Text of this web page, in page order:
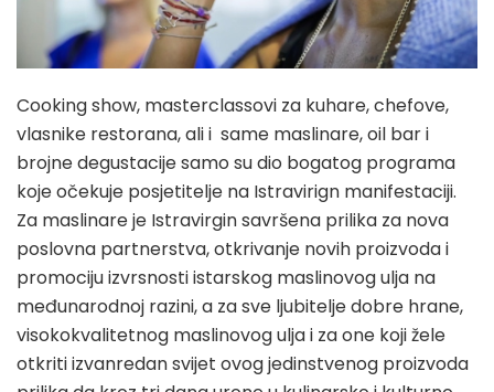
Cooking show, masterclassovi za kuhare, chefove,
vlasnike restorana, ali i same maslinare, oil bar i
brojne degustacije samo su dio bogatog programa
koje očekuje posjetitelje na Istravirign manifestaciji.
Za maslinare je Istravirgin savršena prilika za nova
poslovna partnerstva, otkrivanje novih proizvoda i
promociju izvrsnosti istarskog maslinovog ulja na
međunarodnoj razini, a za sve ljubitelje dobre hrane,
visokokvalitetnog maslinovog ulja i za one koji žele
otkriti izvanredan svijet ovog jedinstvenog proizvoda